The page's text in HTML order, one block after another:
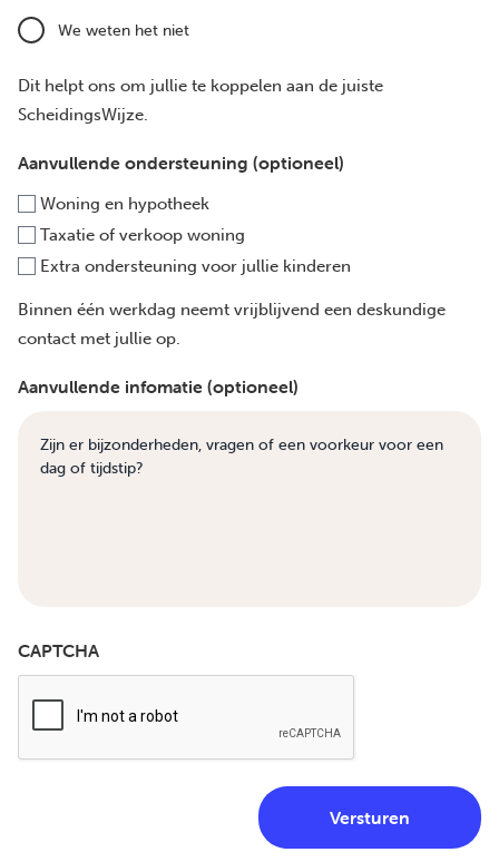
We weten het niet
Dit helpt ons om jullie te koppelen aan de juiste
ScheidingsWijze.
Aanvullende ondersteuning (optioneel)
Woning en hypotheek
Taxatie of verkoop woning
Extra ondersteuning voor jullie kinderen
Binnen één werkdag neemt vrijblijvend een deskundige
contact met jullie op.
Aanvullende infomatie (optioneel)
CAPTCHA